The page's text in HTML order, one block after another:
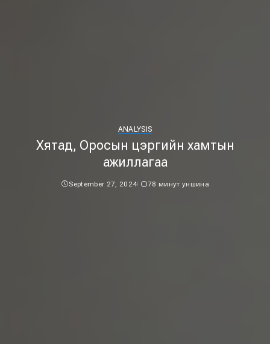
ANALYSIS
Хятад, Оросын цэргийн хамтын
ажиллагаа
September 27, 2024 78 минут уншина